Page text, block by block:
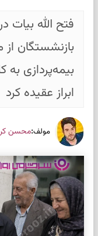
فتح الله بیات
بازنشستگان
ابراز عقیده کرد
مولف:محسن